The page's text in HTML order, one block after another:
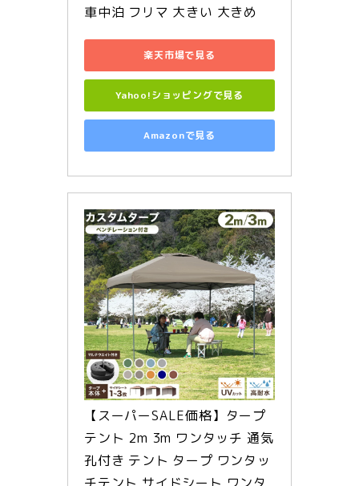
車中泊 フリマ 大きい 大きめ
楽天市場で見る
Yahoo!ショッピングで見る
Amazonで見る
【スーパーSALE価格】タープ
テント 2m 3m ワンタッチ 通気
孔付き テント タープ ワンタッ